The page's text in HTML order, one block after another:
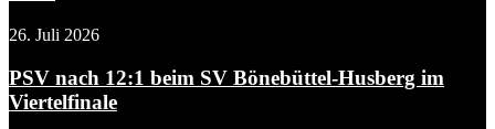
26. Juli 2026
PSV nach 12:1 beim SV Bönebüttel-Husberg im
Viertelfinale